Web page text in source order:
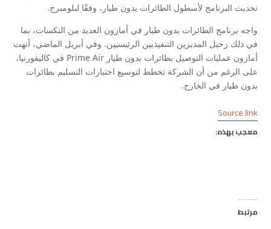
تحديث البرنامج لأسطول الطائرات بدون طيار، وفقًا لبلومبرج.
واجه برنامج الطائرات بدون طيار في أمازون العديد من النكسات، بما
في ذلك رحيل المديرين التنفيذيين الرئيسيين. وفي أبريل الماضي، أنهت
أمازون عمليات التوصيل بطائرات بدون طيار Prime Air في كاليفورنيا،
على الرغم من أن الشركة تخطط لتوسيع اختبارات التسليم بطائرات
بدون طيار في الخارج.
Source link
معجب بهذه:
مرتبط